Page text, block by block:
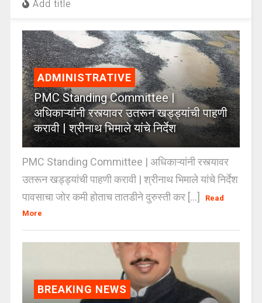
Add title
ADMINISTRATIVE
PMC Standing Committee |
अधिकाऱ्यांनी रस्त्यावर उतरून खड्ड्यांची पाहणी
करावी | श्रीनाथ भिमाले यांचे निर्देश
PMC Standing Committee | अधिकाऱ्यांनी रस्त्यावर
उतरून खड्ड्यांची पाहणी करावी | श्रीनाथ भिमाले यांचे निर्देश
पावसाचा जोर कमी होताच तातडीने दुरुस्ती कर [...]
Read
More
BREAKING NEWS